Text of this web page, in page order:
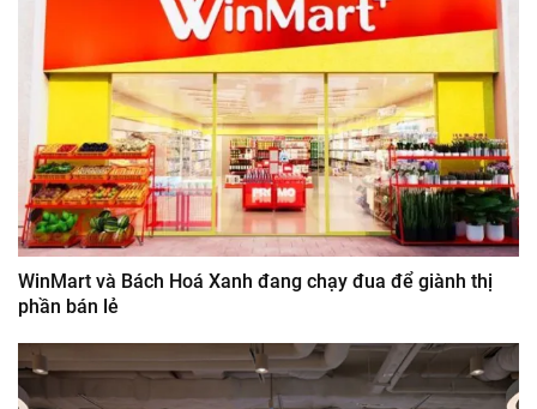
WinMart và Bách Hoá Xanh đang chạy đua để giành thị
phần bán lẻ